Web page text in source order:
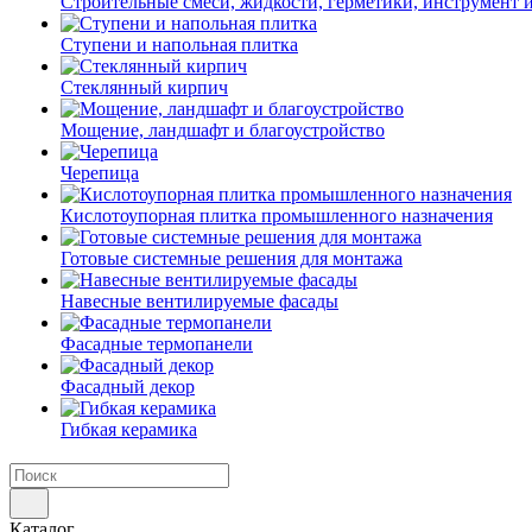
Ступени и напольная плитка
Cтеклянный кирпич
Мощение, ландшафт и благоустройство
Черепица
Кислотоупорная плитка промышленного назначения
Готовые системные решения для монтажа
Навесные вентилируемые фасады
Фасадные термопанели
Фасадный декор
Гибкая керамика